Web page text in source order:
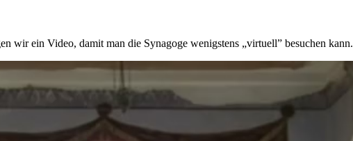
wir ein Video, damit man die Synagoge wenigstens „virtuell” besuchen kann.